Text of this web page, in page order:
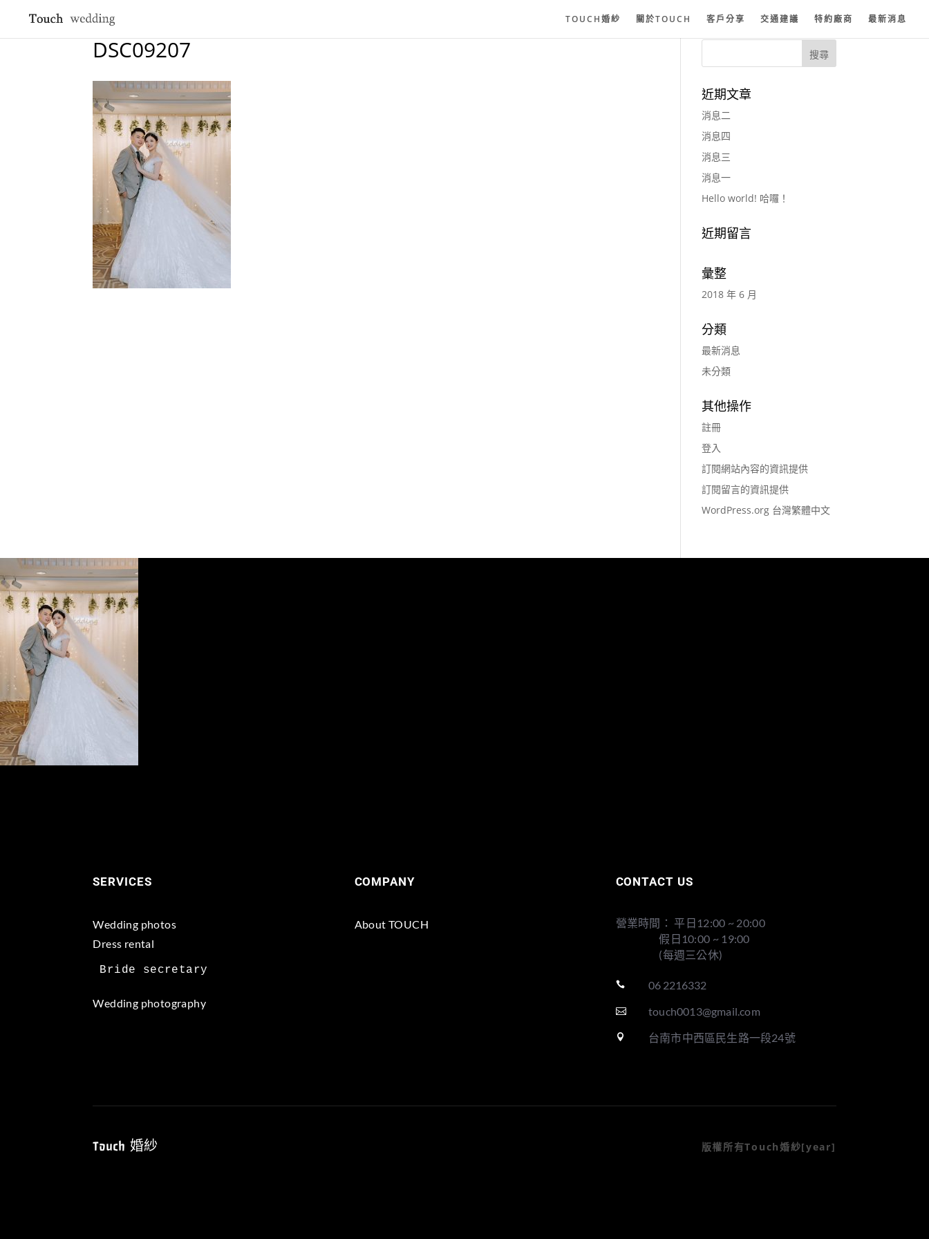
TOUCH婚紗 關於TOUCH 客戶分享 交通建議 特約廠商 最新消息
DSC09207
近期文章
消息二
消息四
消息三
消息一
Hello world! 哈囉！
近期留言
彙整
2018 年 6 月
分類
最新消息
未分類
其他操作
註冊
登入
訂閱網站內容的資訊提供
訂閱留言的資訊提供
WordPress.org 台灣繁體中文
SERVICES
Wedding photos
Dress rental
Wedding photography
COMPANY
About TOUCH
CONTACT US
營業時間： 平日12:00 ~ 20:00
假日10:00 ~ 19:00
(每週三公休)
 06 2216332
 touch0013@gmail.com
 台南市中西區民生路一段24號
Touch 婚紗 版權所有Touch婚紗[year]